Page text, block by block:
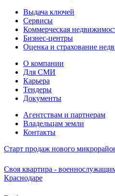
Выдача ключей
Сервисы
Коммерческая
Бизнес-центры
Оценка и страхование
О компании
Для СМИ
Карьера
Тендеры
Документы
Агентствам и партнерам
Владельцам земли
Контакты
Старт продаж нового
Своя квартира -
Краснодаре